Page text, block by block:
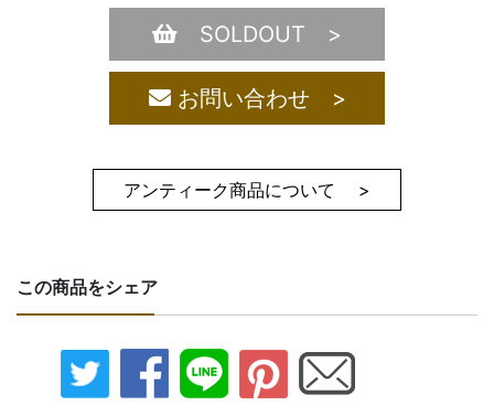
SOLDOUT >
お問い合わせ >
アンティーク商品について >
この商品をシェア